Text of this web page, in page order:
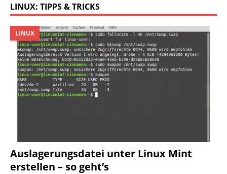
LINUX: TIPPS & TRICKS
Auslagerungsdatei unter Linux Mint
erstellen – so geht’s
LINUX